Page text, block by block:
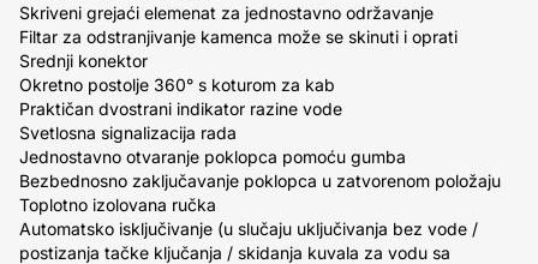
Skriveni grejaći elemenat za jednostavno održavanje
Filtar za odstranjivanje kamenca može se skinuti i oprati
Srednji konektor
Okretno postolje 360° s koturom za kab
Praktičan dvostrani indikator razine vode
Svetlosna signalizacija rada
Jednostavno otvaranje poklopca pomoću gumba
Bezbednosno zaključavanje poklopca u zatvorenom položaju
Toplotno izolovana ručka
Automatsko isključivanje (u slučaju uključivanja bez vode /
postizanja tačke ključanja / skidanja kuvala za vodu sa